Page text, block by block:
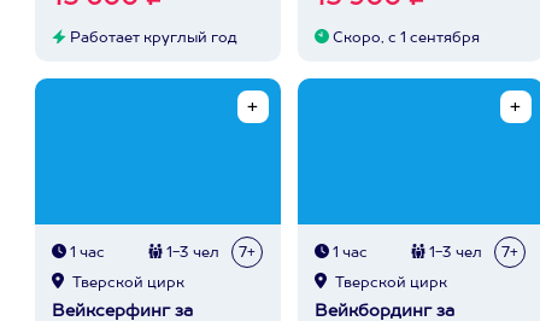
Работает круглый год Скоро, с 1 сентября
1 час 1-3 чел 7+
Тверской цирк
Вейксерфинг за
1 час 1-3 чел 7+
Тверской цирк
Вейкбординг за